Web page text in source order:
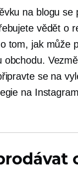
na blogu se
vědět o
tom, jak může
obchodu.
se na
na